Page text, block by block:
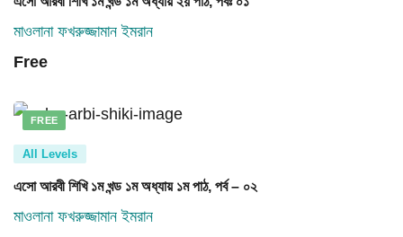
মাওলানা ফখরুজ্জামান ইমরান
Free
FREE
All Levels
এসো আরবী শিখি ১ম খন্ড ১ম অধ্যায় ১ম পাঠ, পর্ব – ০২
মাওলানা ফখরুজ্জামান ইমরান